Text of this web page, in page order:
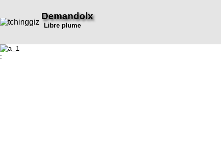
Demandolx
Libre plume
: